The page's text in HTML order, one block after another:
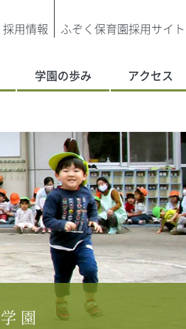
採用情報 ふぞく保育園採用サイト
学園の歩み アクセス
園